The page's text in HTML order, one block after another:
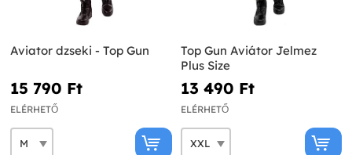
Aviator dzseki - Top Gun
15 790 Ft‎
ELÉRHETŐ
Top Gun Aviátor Jelmez
Plus Size
13 490 Ft‎
ELÉRHETŐ